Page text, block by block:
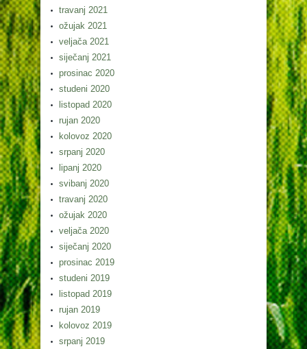
travanj 2021
ožujak 2021
veljača 2021
siječanj 2021
prosinac 2020
studeni 2020
listopad 2020
rujan 2020
kolovoz 2020
srpanj 2020
lipanj 2020
svibanj 2020
travanj 2020
ožujak 2020
veljača 2020
siječanj 2020
prosinac 2019
studeni 2019
listopad 2019
rujan 2019
kolovoz 2019
srpanj 2019